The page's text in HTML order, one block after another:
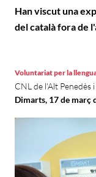
Han viscut una
del català fora de
Voluntariat per la
CNL de l'Alt Penedès
Dimarts, 17 de març